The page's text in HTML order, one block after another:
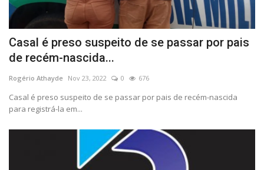
VIDEOS
Casal é preso suspeito de se passar por pais
de recém-nascida...
Rogério Athayde Nov 23, 2022 0 676
Casal é preso suspeito de se passar por pais de recém-nascida
para registrá-la em...